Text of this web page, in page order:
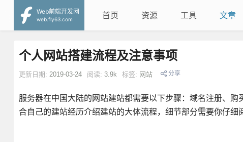
Web前端开发网
web.fly63.com
首页 资源 工具 文章
个人网站搭建流程及注意事项
更新日期: 2019-03-24 阅读: 3.9k 标签: 网站 分享
服务器在中国大陆的网站建站都需要以下步骤：域名注册、
合自己的建站经历介绍建站的大体流程，细节部分需要你仔细